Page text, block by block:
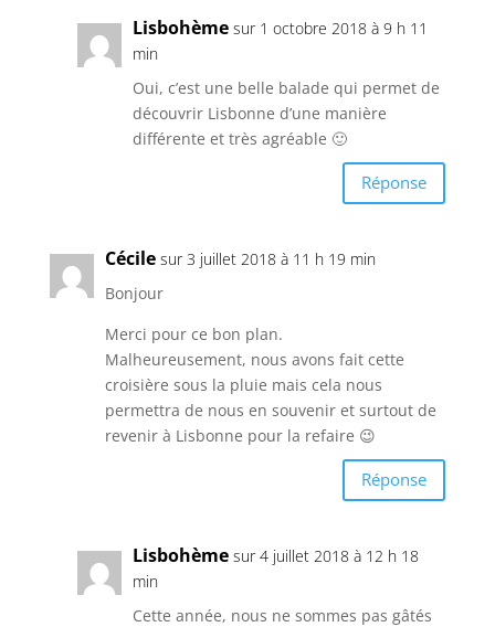
Lisbohème sur 1 octobre 2018 à 9 h 11
min
Oui, c’est une belle balade qui permet de
découvrir Lisbonne d’une manière
différente et très agréable 🙂
Réponse
Cécile sur 3 juillet 2018 à 11 h 19 min
Bonjour
Merci pour ce bon plan.
Malheureusement, nous avons fait cette
croisière sous la pluie mais cela nous
permettra de nous en souvenir et surtout de
revenir à Lisbonne pour la refaire 😉
Réponse
Lisbohème sur 4 juillet 2018 à 12 h 18
min
Cette année, nous ne sommes pas gâtés